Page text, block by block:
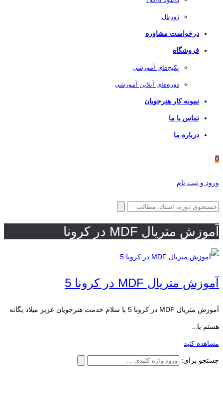
ژورنال
درخواست مشاوره
فروشگاه
پکیج‌های آموزشی
دوره‌های آنلاین آموزشی
نمونه کار هنرجویان
تماس با ما
درباره ما
0
ورود و ثبت نام
آموزش متریال MDF در کرونا
آموزش متریال MDF در کرونا 5
آموزش متریال MDF در کرونا 5 با سلام خدمت هنرجویان عزیز میلاد یگانه
هستم با...
مشاهده کنید
جستجو برای: